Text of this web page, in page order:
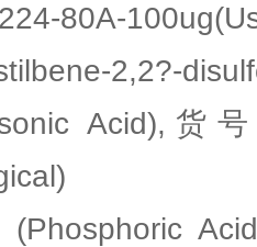
80A-
2,2?-
Acid),货
(Phosphoric